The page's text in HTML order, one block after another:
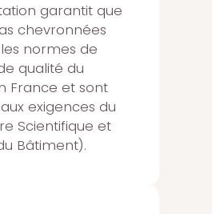
garantit que
chevronnées
normes de
qualité du
France et sont
exigences du
Scientifique et
Bâtiment).